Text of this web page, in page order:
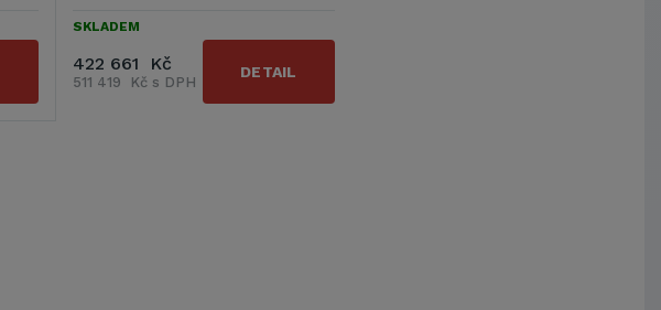
SKLADEM
422 661 Kč
511 419 Kč s DPH
DETAIL